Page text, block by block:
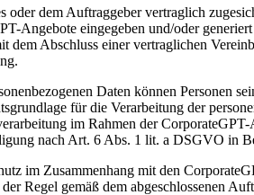
oder dem Auftraggeber vertraglich
Angebote eingegeben und/oder
dem Abschluss einer vertraglichen
Daten können Personen
für die Verarbeitung der
im Rahmen der
nach Art. 6 Abs. 1 lit. a DSGVO in
im Zusammenhang mit den
Regel gemäß dem abgeschlossenen